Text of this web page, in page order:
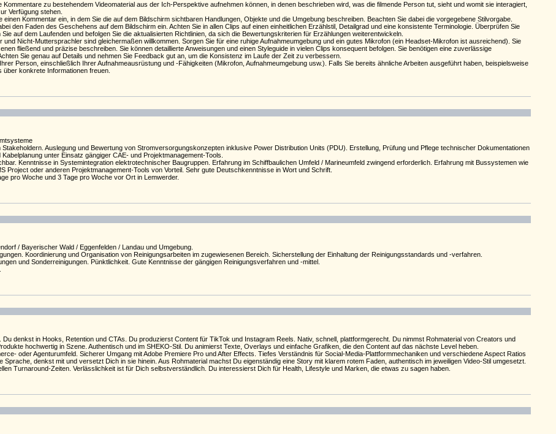
zu bestehendem Videomaterial aus der Ich-Perspektive aufnehmen können, in denen beschrieben wird, was die filmende Person tut, sieht und womit sie interagiert,
Verfügung stehen.
Kommentar ein, in dem Sie die auf dem Bildschirm sichtbaren Handlungen, Objekte und die Umgebung beschreiben. Beachten Sie dabei die vorgegebene Stilvorgabe.
den Faden des Geschehens auf dem Bildschirm ein. Achten Sie in allen Clips auf einen einheitlichen Erzählstil, Detailgrad und eine konsistente Terminologie. Überprüfen Sie
auf dem Laufenden und befolgen Sie die aktualisierten Richtlinien, da sich die Bewertungskriterien für Erzählungen weiterentwickeln.
Nicht-Muttersprachler sind gleichermaßen willkommen. Sorgen Sie für eine ruhige Aufnahmeumgebung und ein gutes Mikrofon (ein Headset-Mikrofon ist ausreichend). Sie
fließend und präzise beschreiben. Sie können detaillierte Anweisungen und einen Styleguide in vielen Clips konsequent befolgen. Sie benötigen eine zuverlässige
Sie genau auf Details und nehmen Sie Feedback gut an, um die Konsistenz im Laufe der Zeit zu verbessern.
Person, einschließlich Ihrer Aufnahmeausrüstung und -Fähigkeiten (Mikrofon, Aufnahmeumgebung usw.). Falls Sie bereits ähnliche Arbeiten ausgeführt haben, beispielsweise
konkrete Informationen freuen.
Ausle­gung und Bewer­tung von Strom­ver­sor­gungs­kon­zepten inklu­sive Power Distri­bu­tion Units (PDU). Erstel­lung, Prüfung und Pflege tech­ni­scher Doku­men­ta­ti­onen
unter Einsatz gängiger CAE- und Projekt­ma­na­ge­ment-Tools.
Kennt­nisse in Syste­m­in­te­gra­tion elek­tro­tech­ni­scher Baugruppen. Erfah­rung im Schiff­bau­li­chen Umfeld / Mari­neum­feld zwin­gend erfor­der­lich. Erfah­rung mit Bussys­temen wie
oder anderen Projekt­ma­na­ge­ment-Tools von Vorteil. Sehr gute Deutsch­kennt­nisse in Wort und Schrift.
pro Woche und 3 Tage pro Woche vor Ort in Lemwerder.
/ Bayerischer Wald / Eggenfelden / Landau und Umgebung.
Koordinierung und Organisation von Reinigungsarbeiten im zugewiesenen Bereich. Sicherstellung der Einhaltung der Reinigungsstandards und -verfahren.
und Sonderreinigungen. Pünktlichkeit. Gute Kenntnisse der gängigen Reinigungsverfahren und -mittel.
denkst in Hooks, Retention und CTAs. Du produzierst Content für TikTok und Instagram Reels. Nativ, schnell, plattformgerecht. Du nimmst Rohmaterial von Creators und
hochwertig in Szene. Authentisch und im SHEKO-Stil. Du animierst Texte, Overlays und einfache Grafiken, die den Content auf das nächste Level heben.
oder Agenturumfeld. Sicherer Umgang mit Adobe Premiere Pro und After Effects. Tiefes Verständnis für Social-Media-Plattformmechaniken und verschiedene Aspect Ratios
denkst mit und versetzt Dich in sie hinein. Aus Rohmaterial machst Du eigenständig eine Story mit klarem rotem Faden, authentisch im jeweiligen Video-Stil umgesetzt.
Turnaround-Zeiten. Verlässlichkeit ist für Dich selbstverständlich. Du interessierst Dich für Health, Lifestyle und Marken, die etwas zu sagen haben.